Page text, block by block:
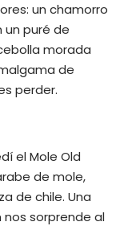
un chamorro
un puré de
morada
de
perder.
el Mole Old
de mole,
de chile. Una
nos sorprende al